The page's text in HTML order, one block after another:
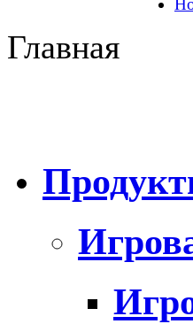
Главная